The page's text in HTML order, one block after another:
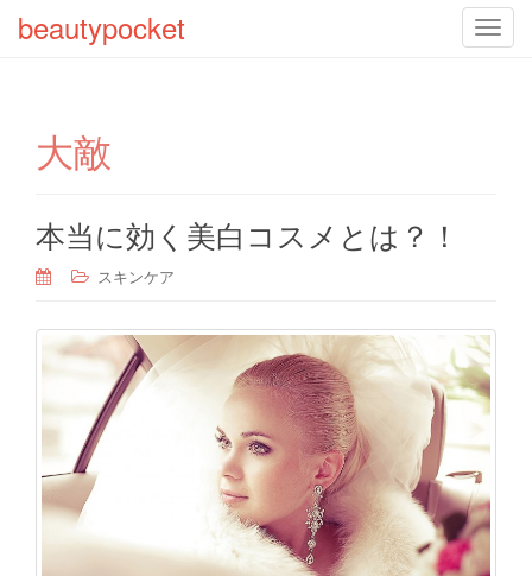
T
a
t
i
o
n
beautypocket
大敵
本当に効く美白コスメとは？！
スキンケア